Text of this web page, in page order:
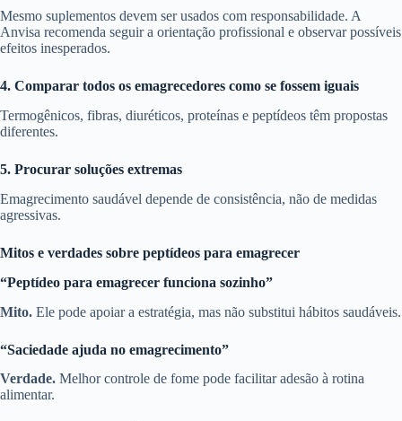
Mesmo suplementos devem ser usados com responsabilidade. A
Anvisa recomenda seguir a orientação profissional e observar possíveis
efeitos inesperados.
4. Comparar todos os emagrecedores como se fossem iguais
Termogênicos, fibras, diuréticos, proteínas e peptídeos têm propostas
diferentes.
5. Procurar soluções extremas
Emagrecimento saudável depende de consistência, não de medidas
agressivas.
Mitos e verdades sobre peptídeos para emagrecer
“Peptídeo para emagrecer funciona sozinho”
Mito. Ele pode apoiar a estratégia, mas não substitui hábitos saudáveis.
“Saciedade ajuda no emagrecimento”
Verdade. Melhor controle de fome pode facilitar adesão à rotina
alimentar.